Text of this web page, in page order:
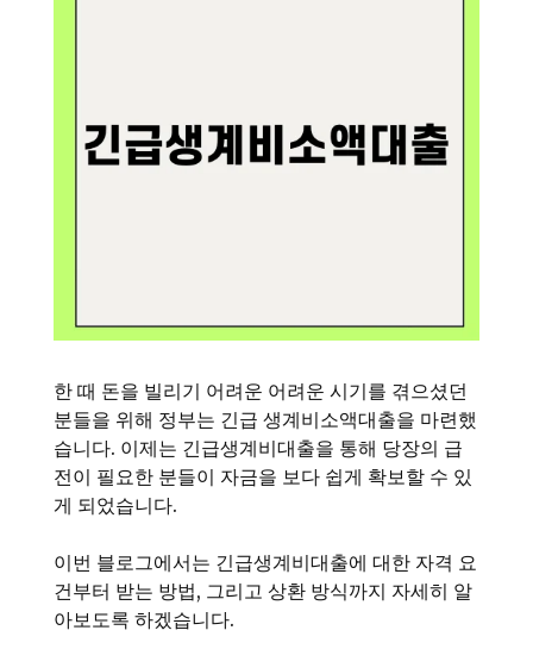
한 때 돈을 빌리기 어려운 어려운 시기를 겪으셨던
분들을 위해 정부는 긴급 생계비소액대출을 마련했
습니다. 이제는 긴급생계비대출을 통해 당장의 급
전이 필요한 분들이 자금을 보다 쉽게 확보할 수 있
게 되었습니다.
이번 블로그에서는 긴급생계비대출에 대한 자격 요
건부터 받는 방법, 그리고 상환 방식까지 자세히 알
아보도록 하겠습니다.